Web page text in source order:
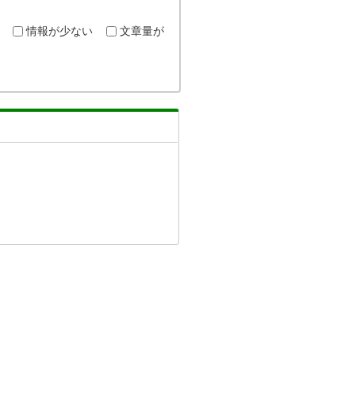
情報が少ない
文章量が